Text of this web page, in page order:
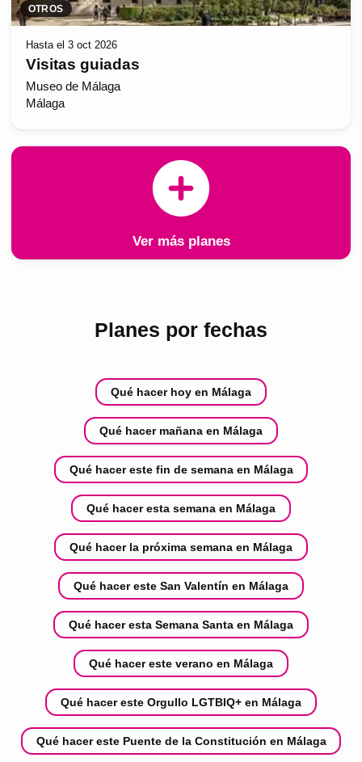
OTROS
Hasta el 3 oct 2026
Visitas guiadas
Museo de Málaga
Málaga
Ver más planes
Planes por fechas
Qué hacer hoy en Málaga
Qué hacer mañana en Málaga
Qué hacer este fin de semana en Málaga
Qué hacer esta semana en Málaga
Qué hacer la próxima semana en Málaga
Qué hacer este San Valentín en Málaga
Qué hacer esta Semana Santa en Málaga
Qué hacer este verano en Málaga
Qué hacer este Orgullo LGTBIQ+ en Málaga
Qué hacer este Puente de la Constitución en Málaga